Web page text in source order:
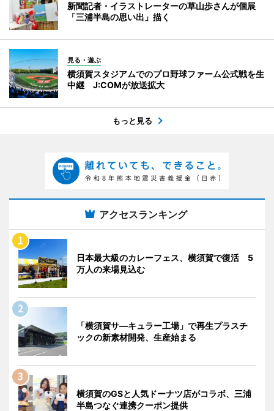
新聞記者・イラストレーターの草山歩さんが個展
「三浦半島の思い出」描く
見る・遊ぶ
横須賀スタジアムでのプロ野球ファーム公式戦を生
中継 J:COMが放送拡大
もっと見る
アクセスランキング
日本最大級のカレーフェス、横須賀で復活 5
万人の来場見込む
「横須賀サ―キュラー工場」で再生プラスチ
ックの新素材開発、生産始まる
横須賀のGSと人気ドーナツ店がコラボ、三浦
半島つなぐ連携クーポン提供